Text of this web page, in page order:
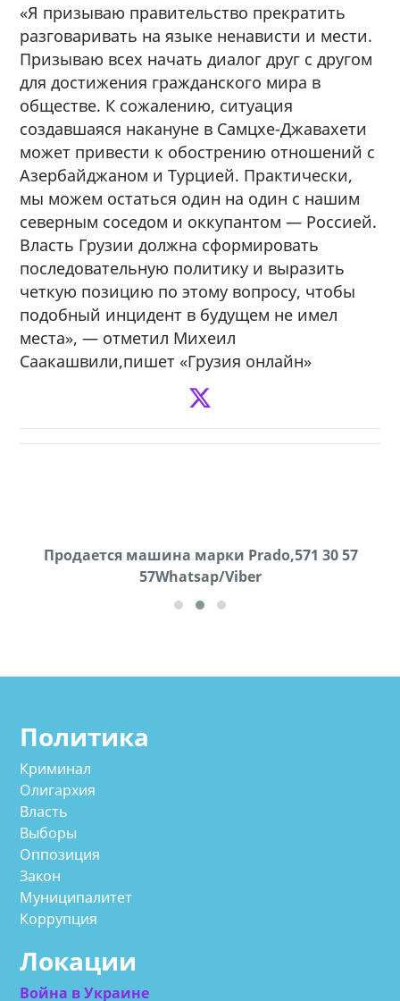
«Я призываю правительство прекратить
разговаривать на языке ненависти и мести.
Призываю всех начать диалог друг с другом
для достижения гражданского мира в
обществе. К сожалению, ситуация
создавшаяся накануне в Самцхе-Джавахети
может привести к обострению отношений с
Азербайджаном и Турцией. Практически,
мы можем остаться один на один с нашим
северным соседом и оккупантом — Россией.
Власть Грузии должна сформировать
последовательную политику и выразить
четкую позицию по этому вопросу, чтобы
подобный инцидент в будущем не имел
места», — отметил Михеил
Саакашвили,пишет «Грузия онлайн»
Продается машина марки Prado,571 30 57
57Whatsap/Viber
Продаются грабли под лощадь ,+995 551 08 62
72
Политика
Криминал
Олигархия
Власть
Выборы
Оппозиция
Закон
Муниципалитет
Коррупция
Локации
Война в Украине